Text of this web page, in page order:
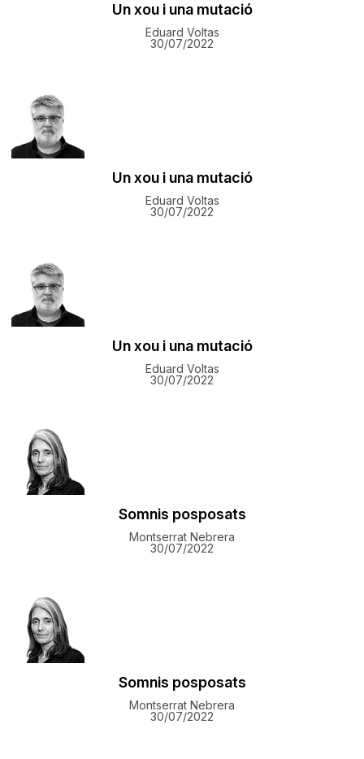
Un xou i una mutació
Eduard Voltas
30/07/2022
Un xou i una mutació
Eduard Voltas
30/07/2022
Un xou i una mutació
Eduard Voltas
30/07/2022
Somnis posposats
Montserrat Nebrera
30/07/2022
Somnis posposats
Montserrat Nebrera
30/07/2022